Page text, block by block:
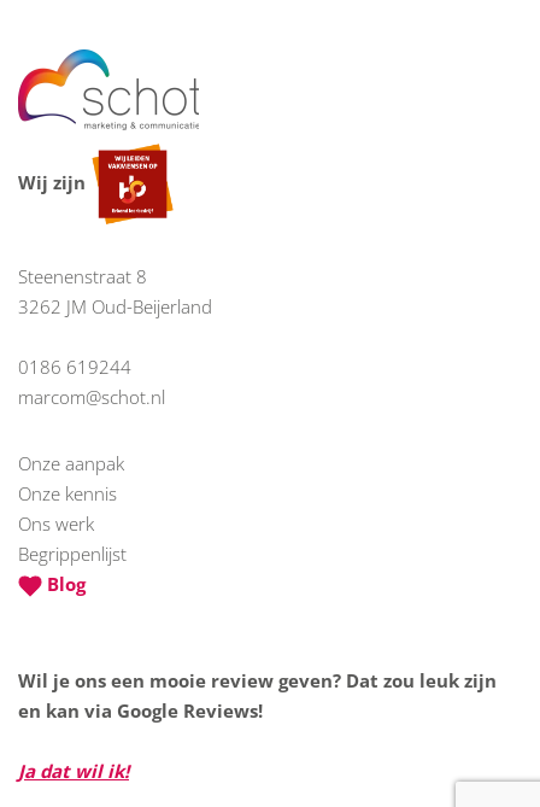
Wij zijn
Steenenstraat 8
3262 JM Oud-Beijerland
0186 619244
marcom@schot.nl
Onze aanpak
Onze kennis
Ons werk
Begrippenlijst
Blog
Wil je ons een mooie review geven? Dat zou leuk zijn
en kan via Google Reviews!
Ja dat wil ik!